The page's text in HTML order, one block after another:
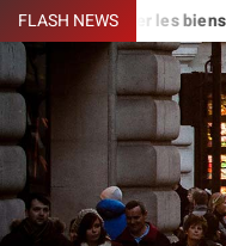
Skip
to
content
FLASH NEWS
: repérer les biens